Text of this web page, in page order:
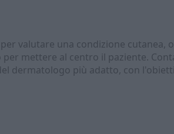
per valutare una condizione
mettere al centro il paziente.
dermatologo più adatto, con